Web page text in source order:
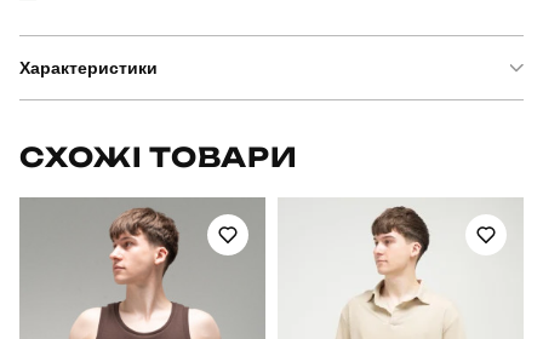
Характеристики
OWku2778Spx
СХОЖІ ТОВАРИ